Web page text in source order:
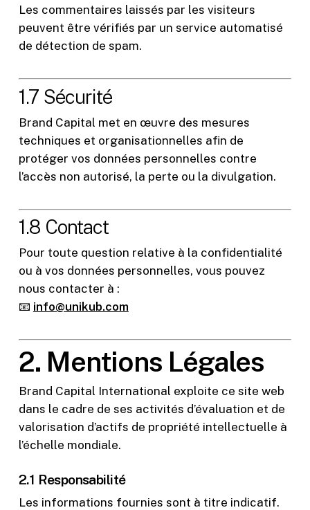
Les commentaires laissés par les visiteurs
peuvent être vérifiés par un service automatisé
de détection de spam.
1.7 Sécurité
Brand Capital met en œuvre des mesures
techniques et organisationnelles afin de
protéger vos données personnelles contre
l’accès non autorisé, la perte ou la divulgation.
1.8 Contact
Pour toute question relative à la confidentialité
ou à vos données personnelles, vous pouvez
nous contacter à :
📧 info@unikub.com
2. Mentions Légales
Brand Capital International exploite ce site web
dans le cadre de ses activités d’évaluation et de
valorisation d’actifs de propriété intellectuelle à
l’échelle mondiale.
2.1 Responsabilité
Les informations fournies sont à titre indicatif.